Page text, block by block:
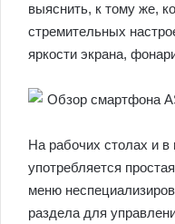
выяснить, к тому же,
стремительных
яркости экрана,
На рабочих столах и
употребляется
меню
раздела для